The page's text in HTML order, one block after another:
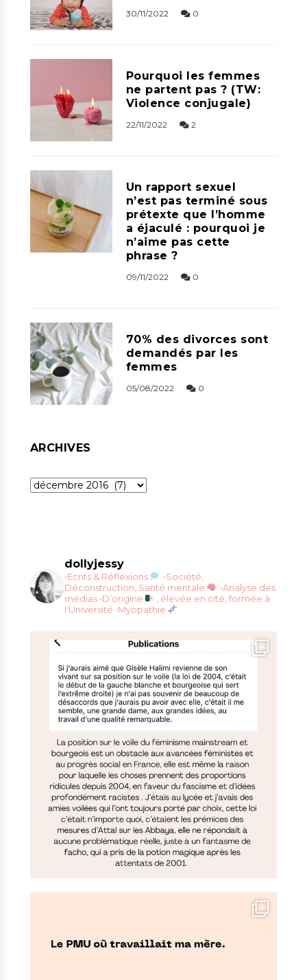
30/11/2022 0
Pourquoi les femmes
ne partent pas ? (TW:
Violence conjugale)
22/11/2022 2
Un rapport sexuel
n’est pas terminé sous
prétexte que l’homme
a éjaculé : pourquoi je
n’aime pas cette
phrase ?
09/11/2022 0
70% des divorces sont
demandés par les
femmes
05/08/2022 0
ARCHIVES
Archives
dollyjessy
•Ecrits & Réflexions
•Société,
Déconstruction, Santé mentale
•Analyse des
médias •D’origine
, élevée en cité, formée à
l’Université •Myopathie